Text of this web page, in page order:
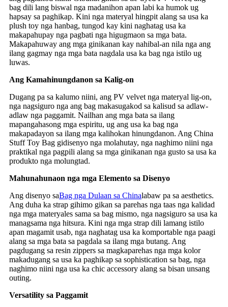
bag dili lang biswal nga madanihon apan labi ka humok ug
hapsay sa paghikap. Kini nga materyal hingpit alang sa usa ka
plush toy nga hanbag, tungod kay kini naghatag usa ka
makapahupay nga pagbati nga higugmaon sa mga bata.
Makapahuway ang mga ginikanan kay nahibal-an nila nga ang
ilang gagmay nga mga bata nagdala usa ka bag nga istilo ug
luwas.
Ang Kamahinungdanon sa Kalig-on
Dugang pa sa kalumo niini, ang PV velvet nga materyal lig-on,
nga nagsiguro nga ang bag makasugakod sa kalisud sa adlaw-
adlaw nga paggamit. Nailhan ang mga bata sa ilang
mapangahasong mga espiritu, ug ang usa ka bag nga
makapadayon sa ilang mga kalihokan hinungdanon. Ang China
Stuff Toy Bag gidisenyo nga molahutay, nga naghimo niini nga
praktikal nga pagpili alang sa mga ginikanan nga gusto sa usa ka
produkto nga molungtad.
Mahunahunaon nga mga Elemento sa Disenyo
Ang disenyo saBag nga Dulaan sa Chinalabaw pa sa aesthetics.
Ang duha ka strap gihimo gikan sa parehas nga taas nga kalidad
nga mga materyales sama sa bag mismo, nga nagsiguro sa usa ka
managsama nga hitsura. Kini nga mga strap dili lamang istilo
apan magamit usab, nga naghatag usa ka komportable nga paagi
alang sa mga bata sa pagdala sa ilang mga butang. Ang
pagdugang sa resin zippers sa magkaparehas nga mga kolor
makadugang sa usa ka paghikap sa sophistication sa bag, nga
naghimo niini nga usa ka chic accessory alang sa bisan unsang
outing.
Versatility sa Paggamit